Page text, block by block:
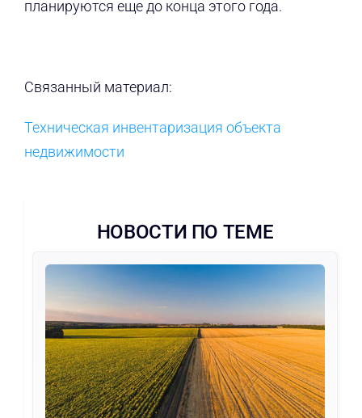
планируются еще до конца этого года.
Связанный материал:
Техническая инвентаризация объекта
недвижимости
НОВОСТИ ПО ТЕМЕ